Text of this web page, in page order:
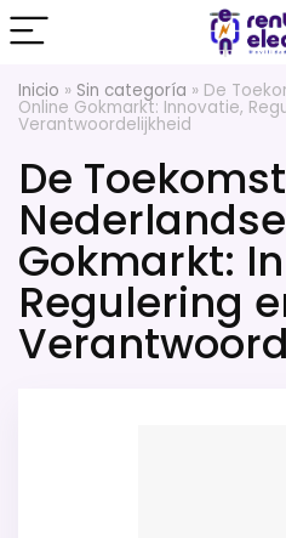
Inicio » Sin categoría » De
Online Gokmarkt: Innovatie,
Verantwoordelijkheid
De
Gokmarkt:
Regulering